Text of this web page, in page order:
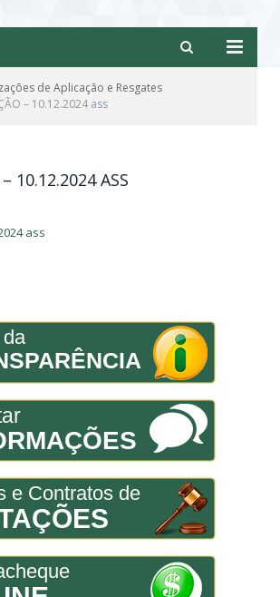
de Aplicação e Resgates
– 10.12.2024 ass
10.12.2024 ASS
ass
e Contratos de